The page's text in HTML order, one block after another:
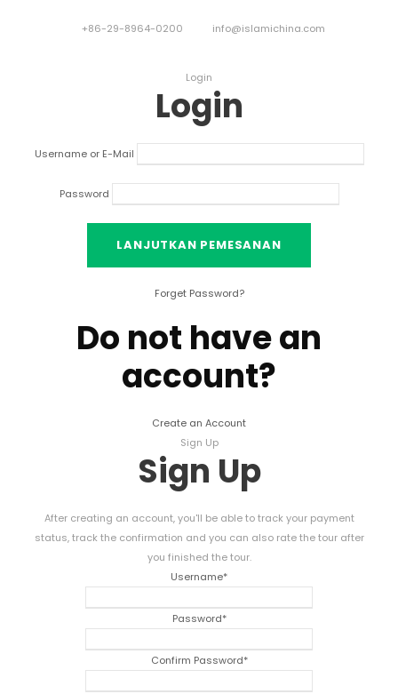
+86-29-8964-0200 info@islamichina.com
Login
Login
Username or E-Mail
Password
Forget Password?
Do not have an
account?
Create an Account
Sign Up
Sign Up
After creating an account,you'll be able to track your payment
status,track the confirmation and you can also rate the tour after
you finished the tour.
Username*
Password*
Confirm Password*